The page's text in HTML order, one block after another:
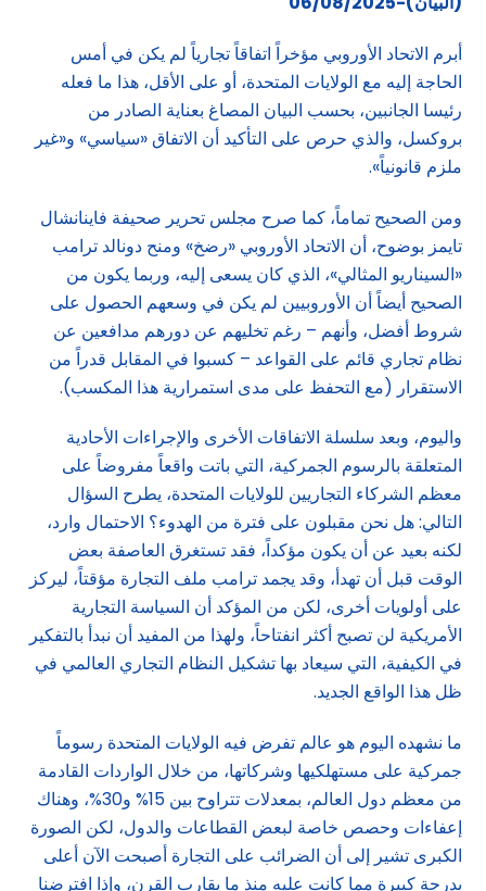
أبرم الاتحاد الأوروبي مؤخراً اتفاقاً تجارياً لم يكن في أمس
الحاجة إليه مع الولايات المتحدة، أو على الأقل، هذا ما فعله
رئيسا الجانبين، بحسب البيان المصاغ بعناية الصادر من
بروكسل، والذي حرص على التأكيد أن الاتفاق «سياسي» و«غير
ملزم قانونياً».
ومن الصحيح تماماً، كما صرح مجلس تحرير صحيفة فاينانشال
تايمز بوضوح، أن الاتحاد الأوروبي «رضخ» ومنح دونالد ترامب
«السيناريو المثالي»، الذي كان يسعى إليه، وربما يكون من
الصحيح أيضاً أن الأوروبيين لم يكن في وسعهم الحصول على
شروط أفضل، وأنهم – رغم تخليهم عن دورهم مدافعين عن
نظام تجاري قائم على القواعد – كسبوا في المقابل قدراً من
الاستقرار (مع التحفظ على مدى استمرارية هذا المكسب).
واليوم، وبعد سلسلة الاتفاقات الأخرى والإجراءات الأحادية
المتعلقة بالرسوم الجمركية، التي باتت واقعاً مفروضاً على
معظم الشركاء التجاريين للولايات المتحدة، يطرح السؤال
التالي: هل نحن مقبلون على فترة من الهدوء؟ الاحتمال وارد،
لكنه بعيد عن أن يكون مؤكداً، فقد تستغرق العاصفة بعض
الوقت قبل أن تهدأ، وقد يجمد ترامب ملف التجارة مؤقتاً، ليركز
على أولويات أخرى، لكن من المؤكد أن السياسة التجارية
الأمريكية لن تصبح أكثر انفتاحاً، ولهذا من المفيد أن نبدأ بالتفكير
في الكيفية، التي سيعاد بها تشكيل النظام التجاري العالمي في
ظل هذا الواقع الجديد.
ما نشهده اليوم هو عالم تفرض فيه الولايات المتحدة رسوماً
جمركية على مستهلكيها وشركاتها، من خلال الواردات القادمة
من معظم دول العالم، بمعدلات تتراوح بين 15% و30%، وهناك
إعفاءات وحصص خاصة لبعض القطاعات والدول، لكن الصورة
الكبرى تشير إلى أن الضرائب على التجارة أصبحت الآن أعلى
بدرجة كبيرة مما كانت عليه منذ ما يقارب القرن، وإذا افترضنا